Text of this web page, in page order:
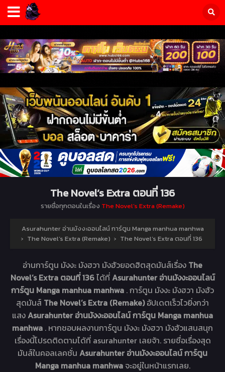
The Novel’s Extra ตอนที่ 136
รายชื่อทุกตอนในเรื่อง The Novel’s Extra (Remake)
Asurahunter อ่านมังงะออนไลน์ การ์ตูน Manga manhua manhwa
› The Novel’s Extra (Remake) › The Novel’s Extra ตอนที่ 136
อ่านการ์ตูน มังงะ มังฮวา มังฮัวยอดฮิตสุดมันส์เรื่อง The
Novel’s Extra ตอนที่ 136ได้ที่Asurahunter อ่านมังงะออนไลน์
การ์ตูน Manga manhua manhwa . การ์ตูน มังงะ มังฮวา มังฮัว
สุดมันส์ The Novel’s Extra (Remake)อัปเดตเร็วไวยิ่งกว่า
แสงAsurahunter อ่านมังงะออนไลน์ การ์ตูน Manga manhua
manhwa . หากชอบผลงานการ์ตูน มังงะ มังฮวา มังฮัวแสนสนุก
เรื่องนี้โปรดติดตามได้ที่ asurahunter เลยจ้า. รายชื่อเรื่องสุด
มันส์ในคอลเลคชั่น Asurahunter อ่านมังงะออนไลน์ การ์ตูน
Manga manhua manhwa จะอยู่ในหน้าแรกเลย.